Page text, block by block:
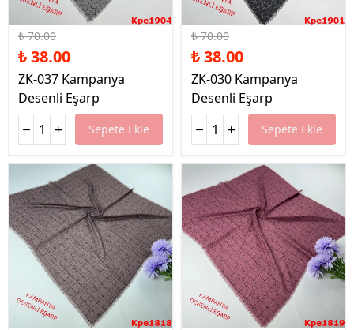
%46 İndirim
₺ 70.00
₺ 38.00
ZK-037 Kampanya
Desenli Eşarp
Sepete Ekle
%46 İndirim
₺ 70.00
₺ 38.00
ZK-030 Kampanya
Desenli Eşarp
Sepete Ekle
%46 İndirim %46 İndirim